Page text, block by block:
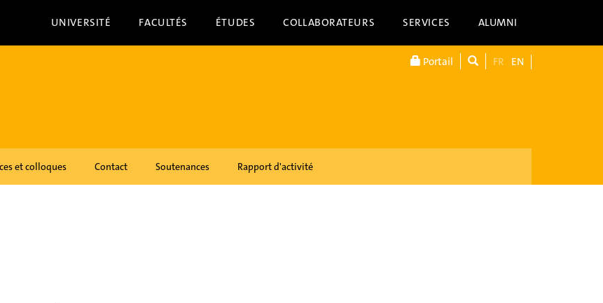
UNIVERSITÉ FACULTÉS ÉTUDES COLLABORATEURS SERVICES ALUMNI
Portail FR EN
et colloques Contact Soutenances Rapport d'activité